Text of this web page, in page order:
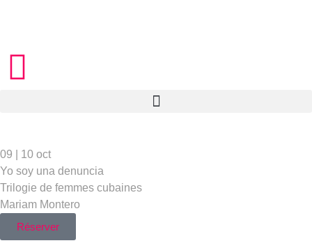
09 | 10 oct
Yo soy una denuncia
Trilogie de femmes cubaines
Mariam Montero
Réserver